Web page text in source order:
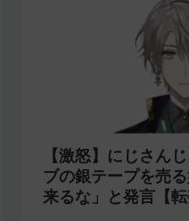
【激怒】にじさん
ブの銀テープを売
来るな」と発言【転